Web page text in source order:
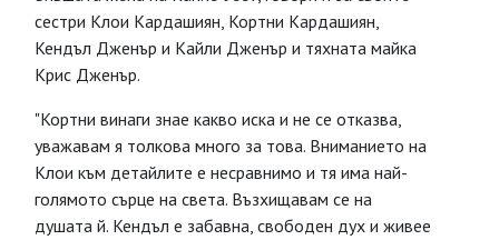
сестри Клои Кардашиян, Кортни Кардашиян,
Кендъл Дженър и Кайли Дженър и тяхната майка
Крис Дженър.
"Кортни винаги знае какво иска и не се отказва,
уважавам я толкова много за това. Вниманието на
Клои към детайлите е несравнимо и тя има най-
голямото сърце на света. Възхищавам се на
душата й. Кендъл е забавна, свободен дух и живее